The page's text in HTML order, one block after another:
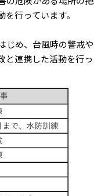
行っています。
じめ、台風時の警戒や
と連携した活動を行っ